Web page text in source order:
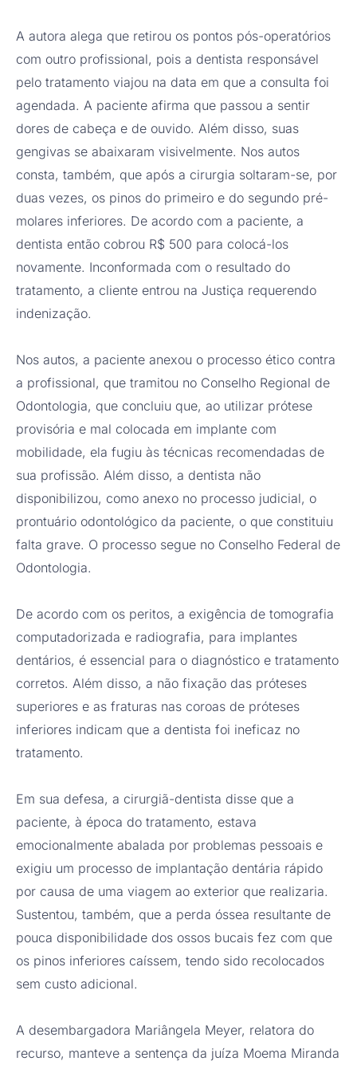
A autora alega que retirou os pontos pós-operatórios
com outro profissional, pois a dentista responsável
pelo tratamento viajou na data em que a consulta foi
agendada. A paciente afirma que passou a sentir
dores de cabeça e de ouvido. Além disso, suas
gengivas se abaixaram visivelmente. Nos autos
consta, também, que após a cirurgia soltaram-se, por
duas vezes, os pinos do primeiro e do segundo pré-
molares inferiores. De acordo com a paciente, a
dentista então cobrou R$ 500 para colocá-los
novamente. Inconformada com o resultado do
tratamento, a cliente entrou na Justiça requerendo
indenização.
Nos autos, a paciente anexou o processo ético contra
a profissional, que tramitou no Conselho Regional de
Odontologia, que concluiu que, ao utilizar prótese
provisória e mal colocada em implante com
mobilidade, ela fugiu às técnicas recomendadas de
sua profissão. Além disso, a dentista não
disponibilizou, como anexo no processo judicial, o
prontuário odontológico da paciente, o que constituiu
falta grave. O processo segue no Conselho Federal de
Odontologia.
De acordo com os peritos, a exigência de tomografia
computadorizada e radiografia, para implantes
dentários, é essencial para o diagnóstico e tratamento
corretos. Além disso, a não fixação das próteses
superiores e as fraturas nas coroas de próteses
inferiores indicam que a dentista foi ineficaz no
tratamento.
Em sua defesa, a cirurgiã-dentista disse que a
paciente, à época do tratamento, estava
emocionalmente abalada por problemas pessoais e
exigiu um processo de implantação dentária rápido
por causa de uma viagem ao exterior que realizaria.
Sustentou, também, que a perda óssea resultante de
pouca disponibilidade dos ossos bucais fez com que
os pinos inferiores caíssem, tendo sido recolocados
sem custo adicional.
A desembargadora Mariângela Meyer, relatora do
recurso, manteve a sentença da juíza Moema Miranda